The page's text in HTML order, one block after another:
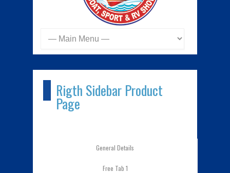
Rigth Sidebar Product
Page
General Details
Free Tab 1